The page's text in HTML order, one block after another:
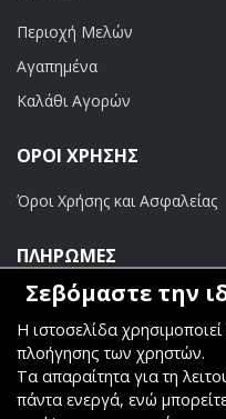
Περιοχή Μελών
Αγαπημένα
Καλάθι Αγορών
ΟΡΟΙ ΧΡΗΣΗΣ
Όροι Χρήσης και Ασφαλείας
ΠΛΗΡΩΜΕΣ
Τραπεζικοί Λογαριασμοί
Σεβόμαστε την
Η ιστοσελίδα
πλοήγησης των χρηστών.
Τα απαραίτητα για τη
πάντα ενεργά, ενώ